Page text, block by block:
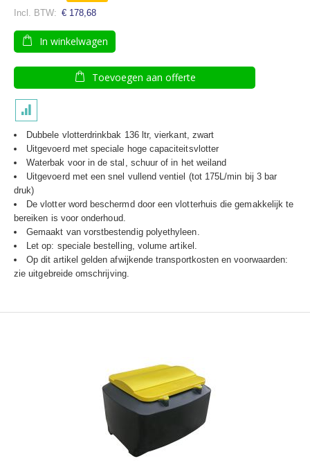
€ 178,68
In winkelwagen
Toevoegen aan offerte
Dubbele vlotterdrinkbak 136 ltr, vierkant, zwart
Uitgevoerd met speciale hoge capaciteitsvlotter
Waterbak voor in de stal, schuur of in het weiland
Uitgevoerd met een snel vullend ventiel (tot 175L/min bij 3 bar
druk)
De vlotter word beschermd door een vlotterhuis die gemakkelijk te
bereiken is voor onderhoud.
Gemaakt van vorstbestendig polyethyleen.
Let op: speciale bestelling, volume artikel.
Op dit artikel gelden afwijkende transportkosten en voorwaarden:
zie uitgebreide omschrijving.